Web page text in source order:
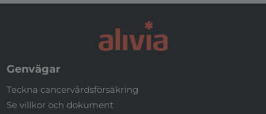
Genvägar
Teckna cancervårdsförsäkring
Se villkor och dokument